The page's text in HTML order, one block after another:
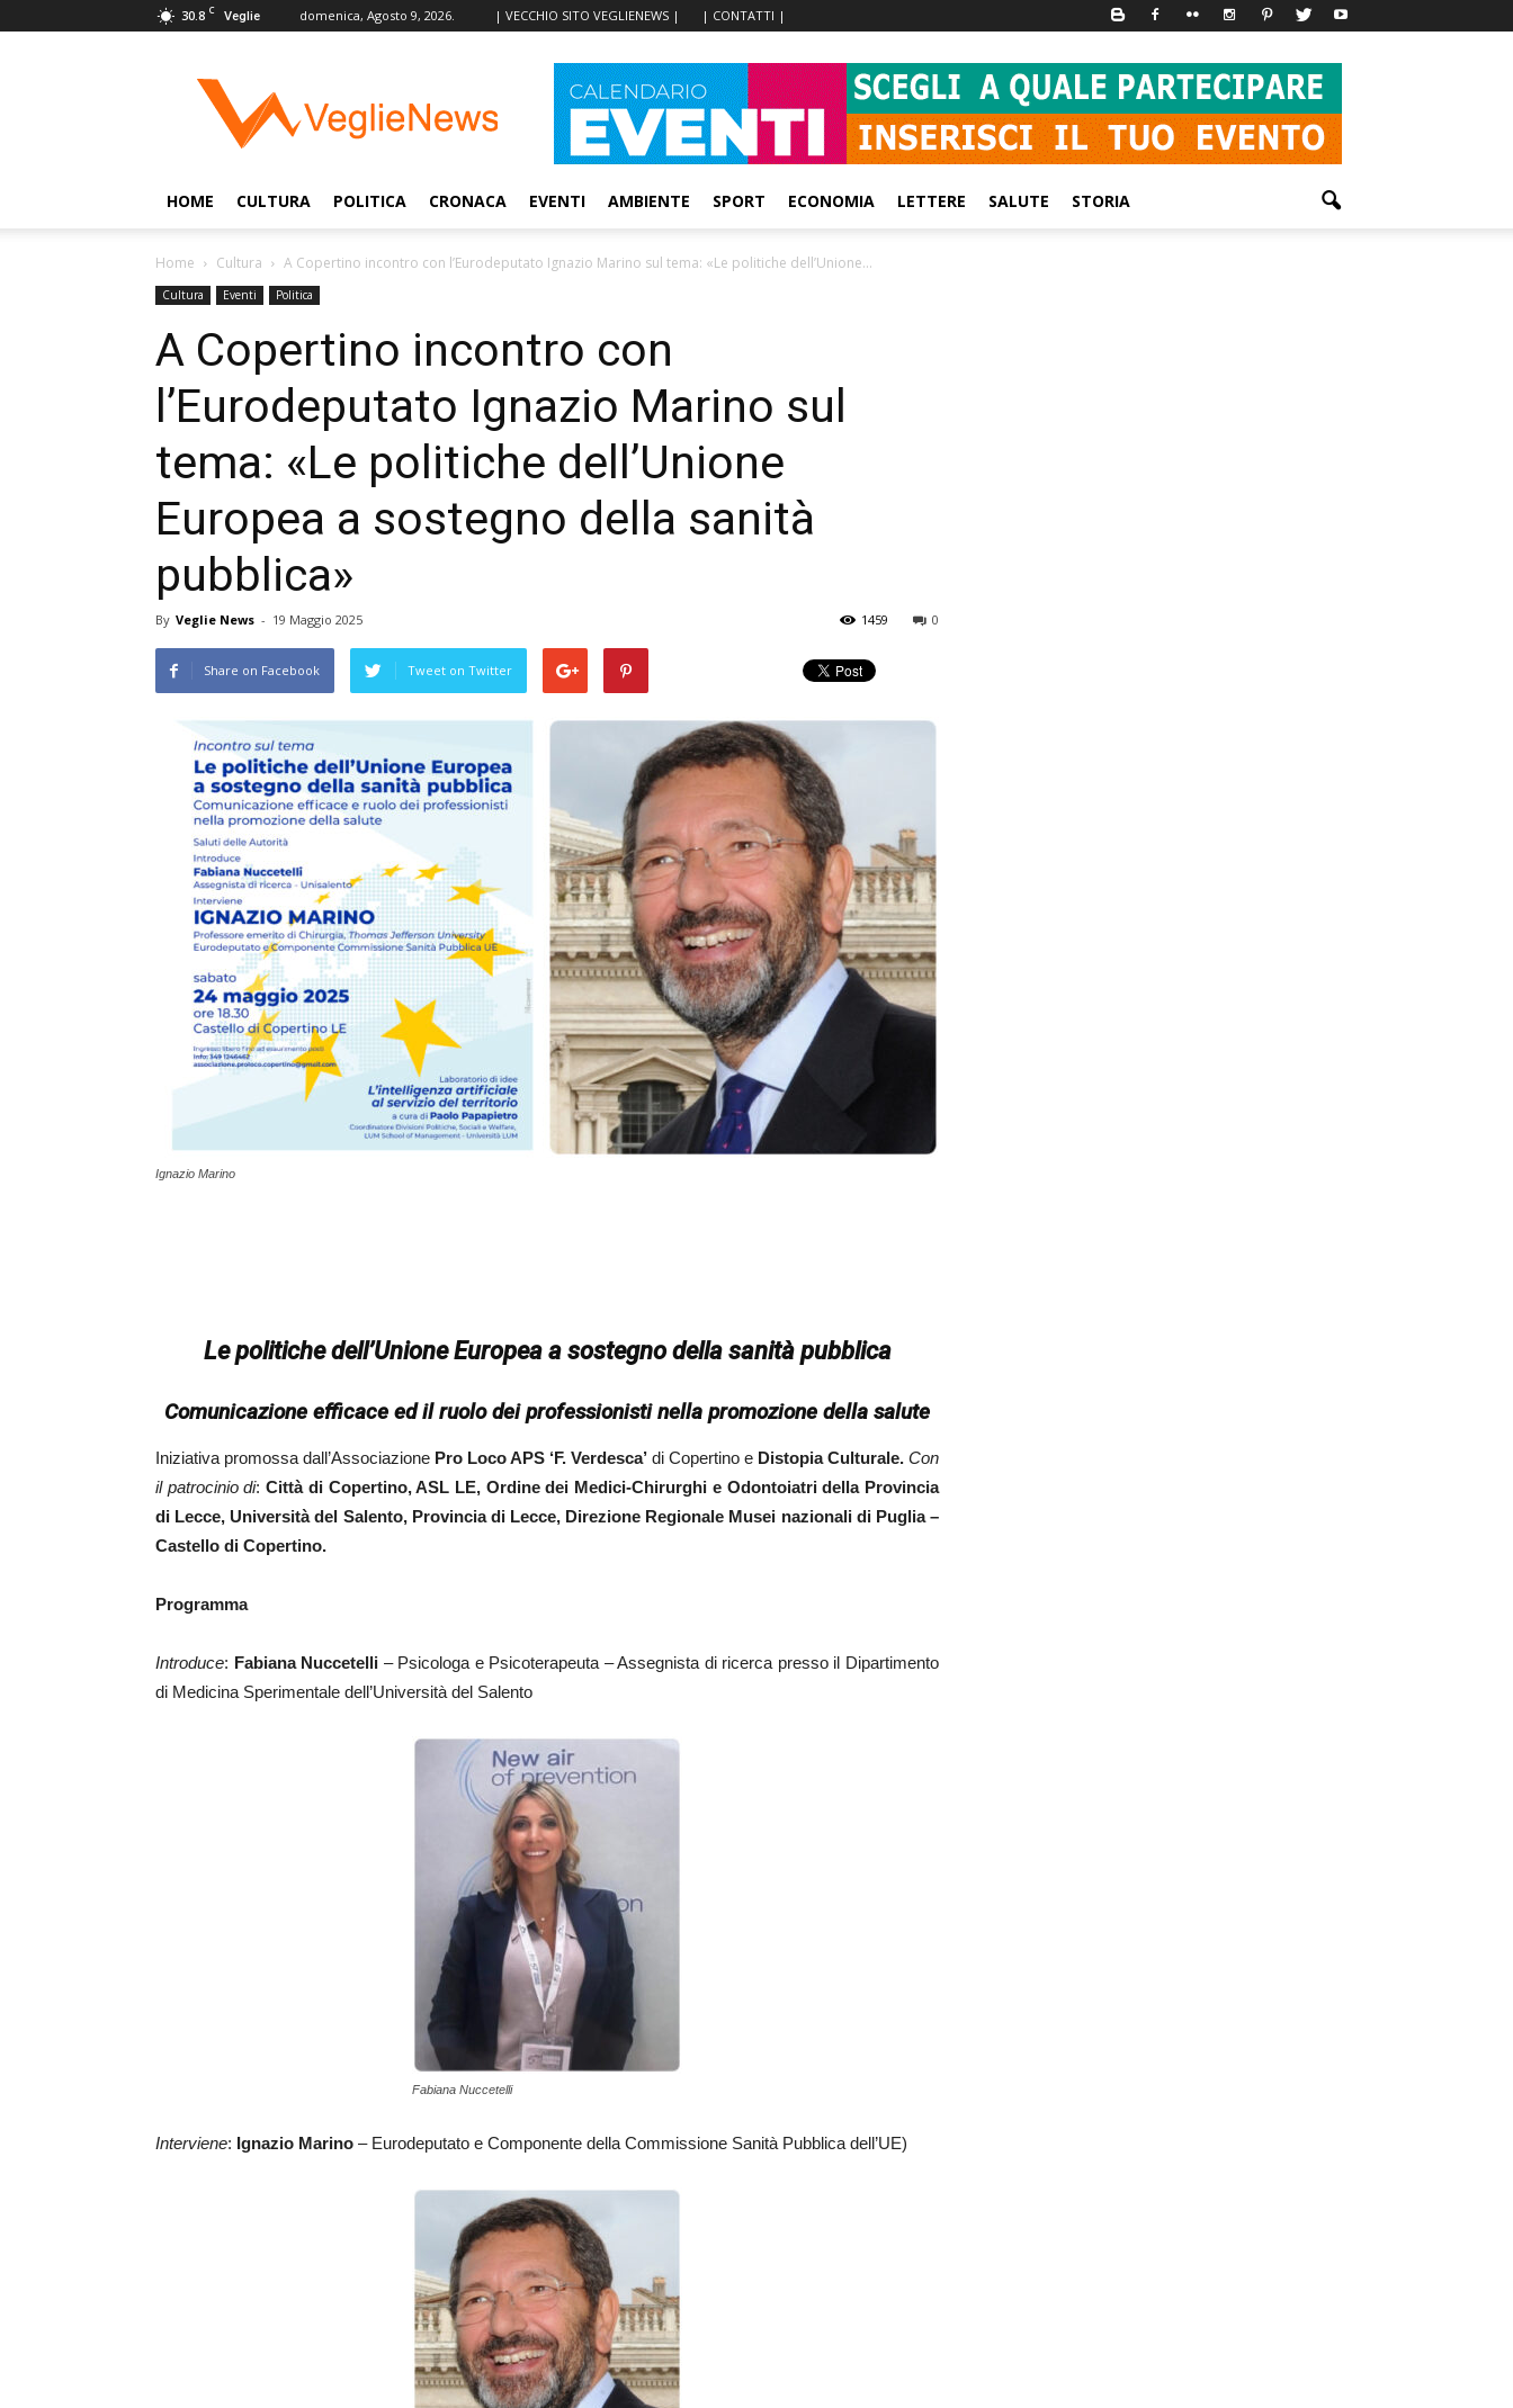
30.8 C Veglie domenica, Agosto 9, 2026. | VECCHIO SITO VEGLIENEWS | | CONTATTI |
VeglieNews
Veglie
nel
HOME
CULTURA POLITICA CRONACA EVENTI AMBIENTE SPORT ECONOMIA LETTERE SALUTE STORIA
Home Cultura A Copertino incontro con l’Eurodeputato Ignazio Marino sul tema: «Le politiche dell’Unione...
Cultura Eventi Politica
A Copertino incontro con
l’Eurodeputato Ignazio Marino sul
tema: «Le politiche dell’Unione
Europea a sostegno della sanità
pubblica»
By Veglie News - 19 Maggio 2025 0
1459
Share on Facebook Tweet on Twitter
Ignazio Marino
Le politiche dell’Unione Europea a sostegno della sanità pubblica
Comunicazione efficace ed il ruolo dei professionistinella promozione della salute
Iniziativa promossa dall’Associazione Pro Loco APS ‘F. Verdesca’ di Copertino e Distopia Culturale. Con
il patrocinio di:Città di Copertino, ASL LE, Ordine dei Medici-Chirurghi e Odontoiatri della Provincia
di Lecce, Università del Salento, Provincia di Lecce, Direzione Regionale Musei nazionali di Puglia –
Castello di Copertino.
Programma
Introduce: Fabiana Nuccetelli – Psicologa e Psicoterapeuta – Assegnista di ricerca presso il Dipartimento
di Medicina Sperimentale dell’Università del Salento
Fabiana Nuccetelli
Interviene: Ignazio Marino – Eurodeputato e Componente della Commissione Sanità Pubblica dell’UE)